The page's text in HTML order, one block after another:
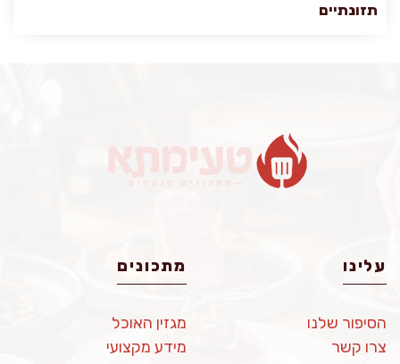
תזונתיים
עלינו
הסיפור שלנו
צרו קשר
מתכונים
מגזין האוכל
מידע מקצועי